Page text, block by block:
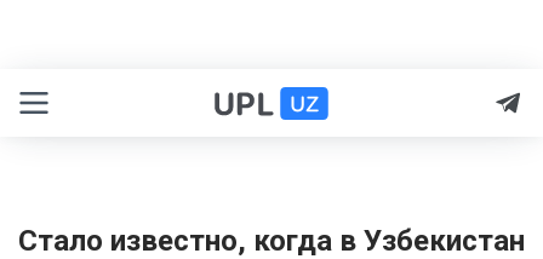
Стало известно, когда в Узбекистан